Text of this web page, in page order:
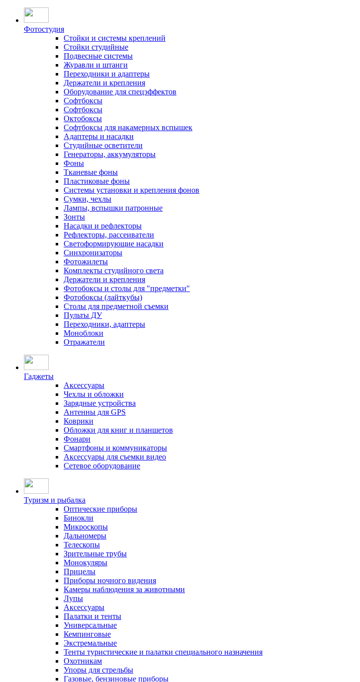
Фотостудия
Стойки и системы креплений
Стойки студийные
Подвесные системы
Журавли и штанги
Переходники и адаптеры
Держатели и крепления
Оборудование для спецэффектов
Софтбоксы
Софтбоксы
Октобоксы
Софтбоксы для накамерных вспышек
Адаптеры и насадки
Студийные осветители
Генераторы, аккумуляторы
Фоны
Тканевые фоны
Пластиковые фоны
Системы установки и крепления фонов
Сумки, чехлы
Лампы, вспышки патронные
Зонты
Насадки и рефлекторы
Рефлекторы, рассеиватели
Светоформирующие насадки
Синхронизаторы
Фотожилеты
Комплекты студийного света
Держатели и крепления
Фотобоксы и столы для "предметки"
Фотобоксы (лайткубы)
Столы для предметной съемки
Пульты ДУ
Переходники, адаптеры
Моноблоки
Отражатели
Гаджеты
Аксессуары
Чехлы и обложки
Зарядные устройства
Антенны для GPS
Коврики
Обложки для книг и планшетов
Фонари
Смартфоны и коммуникаторы
Аксессуары для съемки видео
Сетевое оборудование
Туризм и рыбалка
Оптические приборы
Бинокли
Микроскопы
Дальномеры
Телескопы
Зрительные трубы
Монокуляры
Прицелы
Приборы ночного видения
Камеры наблюдения за животными
Лупы
Аксессуары
Палатки и тенты
Универсальные
Кемпинговые
Экстремальные
Тенты туристические и палатки специального назначения
Охотникам
Упоры для стрельбы
Газовые, бензиновые приборы